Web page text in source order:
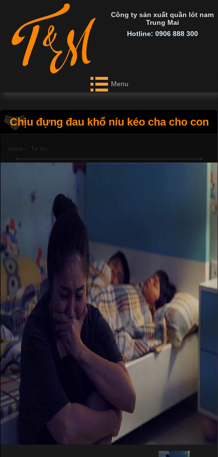
Công ty sản xuất quần lót nam
Trung Mai
Hotline: 0906 888 300
Menu
Chịu đựng đau khổ níu kéo cha cho con
Home › Tin tức